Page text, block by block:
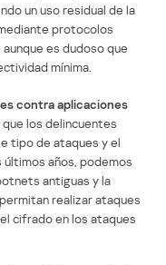
un uso residual de la
protocolos
aunque es dudoso que
mínima.
contra aplicaciones
los delincuentes
tipo de ataques y el
años, podemos
antiguas y la
realizar ataques
cifrado en los ataques